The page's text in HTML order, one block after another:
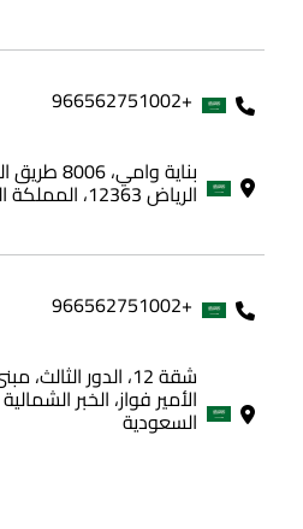
+966562751002
بناية
الرياض 12363، المملكة العربية السعودية
+966562751002
شقة 12، الدور
الأمير فواز، الخبر
السعودية